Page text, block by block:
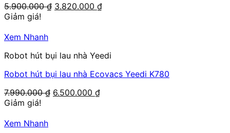
5.900.000₫ Giá
3.820.000 ₫Giá
Giảm giá!
Xem Nhanh
Robot hút bụi lau nhà Yeedi
Robot hút bụi lau nhà Ecovacs Yeedi K780
7.990.000₫ Giá
6.500.000 ₫Giá
Giảm giá!
Xem Nhanh